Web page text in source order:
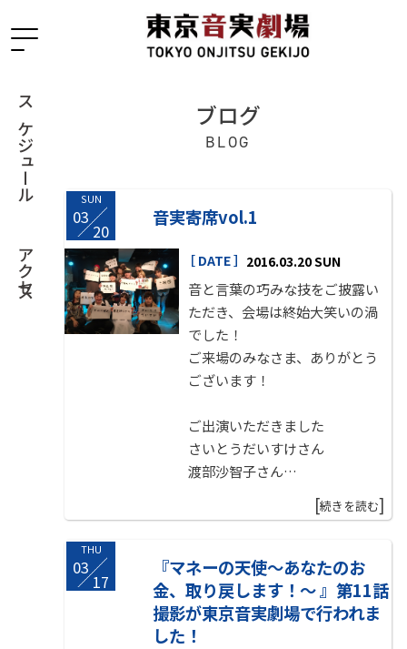
スケジュール
アクセス
ブログ
BLOG
SUN
03
20
音実寄席vol.1
［ DATE ］ 2016.03.20 SUN
音と言葉の巧みな技をご披露い
ただき、会場は終始大笑いの渦
でした！
ご来場のみなさま、ありがとう
ございます！
ご出演いただきました
さいとうだいすけさん
渡部沙智子さん
“へんてこりん”さんの、みちっ
ちさん＆マルセーラさん
杉原徹-TE'TSU-さん
ありがとうございました！
[続きを読む]
THU
03
17
『マネーの天使～あなたのお
金、取り戻します！～ 』第11話
撮影が東京音実劇場で行われま
した！